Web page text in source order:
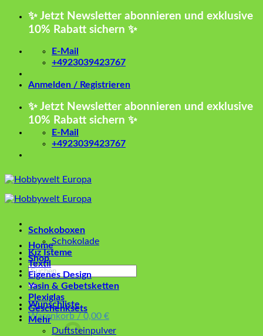
Zum
✨ Jetzt Newsletter abonnieren und exklusive
10% Rabatt sichern ✨
E-Mail
+4923039423767
Anmelden / Registrieren
✨ Jetzt Newsletter abonnieren und exklusive
10% Rabatt sichern ✨
E-Mail
+4923039423767
Home
Shop
Suchen
nach:
Wunschliste
Warenkorb / 0,00 €
Schokoboxen
Schokolade
Kız İsteme
Textil
Eigenes Design
Yasin & Gebetsketten
Plexiglas
Geschenksets
Mehr
Duftsteinpulver